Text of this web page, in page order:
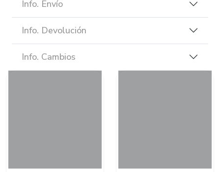
Info. Envío
Info. Devolución
Info. Cambios